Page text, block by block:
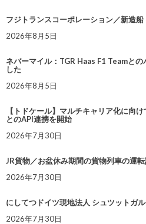
フジトランスコーポレーション／新造
2026年8月5日
ネバーマイル：TGR Haas F1 Teamと
した
2026年8月5日
【トドケール】マルチキャリア化に向
とのAPI連携を開始
2026年7月30日
JR貨物／お盆休み期間の貨物列車の運
2026年7月30日
にしてつドイツ現地法人 シュツットガ
2026年7月30日